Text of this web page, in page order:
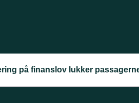
på finanslov lukker